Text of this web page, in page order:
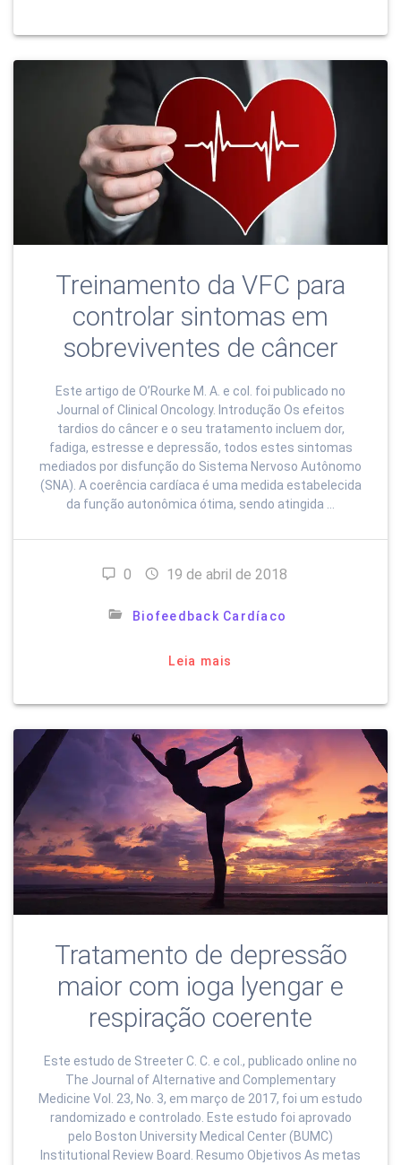
Treinamento da VFC para
controlar sintomas em
sobreviventes de câncer
Este artigo de O’Rourke M. A. e col. foi publicado no
Journal of Clinical Oncology. Introdução Os efeitos
tardios do câncer e o seu tratamento incluem dor,
fadiga, estresse e depressão, todos estes sintomas
mediados por disfunção do Sistema Nervoso Autônomo
(SNA). A coerência cardíaca é uma medida estabelecida
da função autonômica ótima, sendo atingida …
0 19 de abril de 2018
Biofeedback Cardíaco
Leia mais
Tratamento de depressão
maior com ioga lyengar e
respiração coerente
Este estudo de Streeter C. C. e col., publicado online no
The Journal of Alternative and Complementary
Medicine Vol. 23, No. 3, em março de 2017, foi um estudo
randomizado e controlado. Este estudo foi aprovado
pelo Boston University Medical Center (BUMC)
Institutional Review Board. Resumo Objetivos As metas